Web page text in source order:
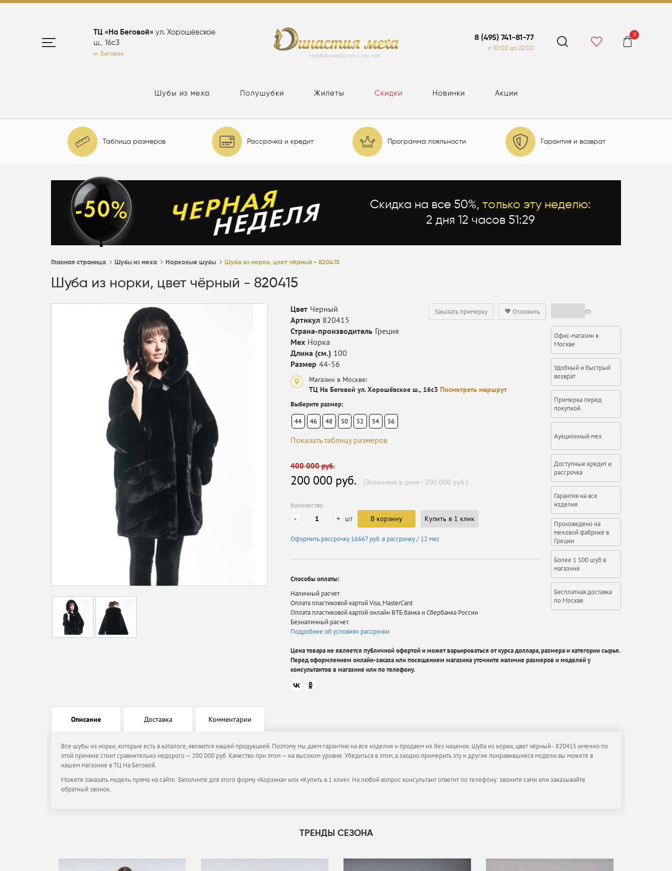
ТЦ «На Беговой» ул. Хорошёвское
ш., 16с3
м. Беговая
8 (495) 741-81-77
c 10:00 до 22:00
0
Шубы из меха Полушубки Жилеты Скидки Новинки Акции
Таблица размеров Рассрочка и кредит Программа лояльности Гарантия и возврат
Скидка на все 50%, только эту неделю:
2 дня 12 часов 51:27
Главная страница Шубы из меха Норковые шубы Шуба из норки, цвет чёрный - 820415
Шуба из норки, цвет чёрный - 820415
(0)
Офис-магазин в
Москве
Удобный и быстрый
возврат
Примерка перед
покупкой
Аукционный мех
Доступные кредит и
рассрочка
Гарантия на все
изделия
Произведено на
меховой фабрике в
Греции
Более 1 500 шуб в
магазине
Бесплатная доставка
по Москве
Отложить
Заказать примерку
Цвет Черный
Артикул 820415
Страна-производитель Греция
Мех Норка
Длина (см.) 100
Размер 44-56
Магазин в Москве:
ТЦ На Беговой ул. Хорошёвское ш., 16с3 Посмотреть маршрут
Выберите размер:
44
46 48 50 52 54 56
Показать таблицу размеров
400 000 руб.
200 000 руб. (Экономия в цене - 200 000 руб.)
Количество
- + шт В корзину Купить в 1 клик
Оформить рассрочку 16667 руб. в рассрочку / 12 мес.
Способы оплаты:
Наличный расчет
Оплата пластиковой картой Visa, MasterCard
Оплата пластиковой картой онлайн ВТБ банка и Сбербанка России
Безналичный расчет.
Подробнее об условиях рассрочки
Цена товара не является публичной офертой и может варьироваться от курса доллара, размера и категории сырья.
Перед оформлением онлайн-заказа или посещением магазина уточните наличие размеров и моделей у
консультантов в магазине или по телефону.
Описание Доставка Комментарии
Все шубы из норки, которые есть в каталоге, являются нашей продукцией. Поэтому мы даем гарантию на все изделия и продаем их без наценок. Шуба из норки, цвет чёрный - 820415 именно по
этой причине стоит сравнительно недорого — 200 000 руб. Качество при этом — на высоком уровне. Убедиться в этом, а заодно примерить эту и другие понравившиеся модели вы можете в
нашем магазине в ТЦ На Беговой.
Можете заказать модель прямо на сайте. Заполните для этого форму «Корзина» или «Купить в 1 клик». На любой вопрос консультант ответит по телефону: звоните сами или заказывайте
обратный звонок.
ТРЕНДЫ СЕЗОНА